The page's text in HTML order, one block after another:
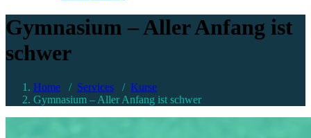
Gymnasium – Aller Anfang ist
schwer
Home / Services / Kurse
Gymnasium – Aller Anfang ist schwer